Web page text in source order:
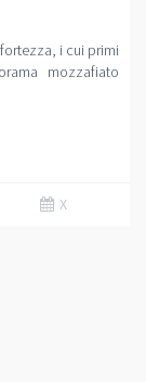
i cui primi
mozzafiato
X